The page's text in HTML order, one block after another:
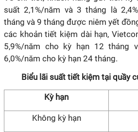
suất 2,1%/năm và 3 tháng là
tháng và 9 tháng được niêm yết
các khoản tiết kiệm dài hạn,
5,9%/năm cho kỳ hạn 12 tháng
6,0%/năm cho kỳ hạn 24 tháng.
Biểu lãi suất tiết kiệm tại quầy
Kỳ hạn
Không kỳ hạn